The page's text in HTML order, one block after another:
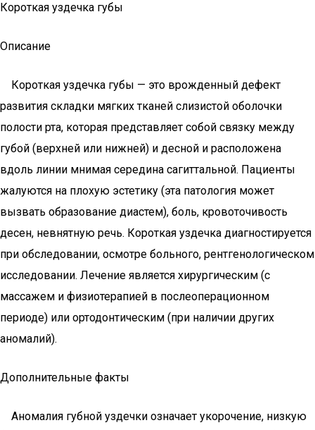
Короткая уздечка губы
Описание
Короткая уздечка губы — это врожденный дефект
развития складки мягких тканей слизистой оболочки
полости рта, которая представляет собой связку между
губой (верхней или нижней) и десной и расположена
вдоль линии мнимая середина сагиттальной. Пациенты
жалуются на плохую эстетику (эта патология может
вызвать образование диастем), боль, кровоточивость
десен, невнятную речь. Короткая уздечка диагностируется
при обследовании, осмотре больного, рентгенологическом
исследовании. Лечение является хирургическим (с
массажем и физиотерапией в послеоперационном
периоде) или ортодонтическим (при наличии других
аномалий).
Дополнительные факты
Аномалия губной уздечки означает укорочение, низкую